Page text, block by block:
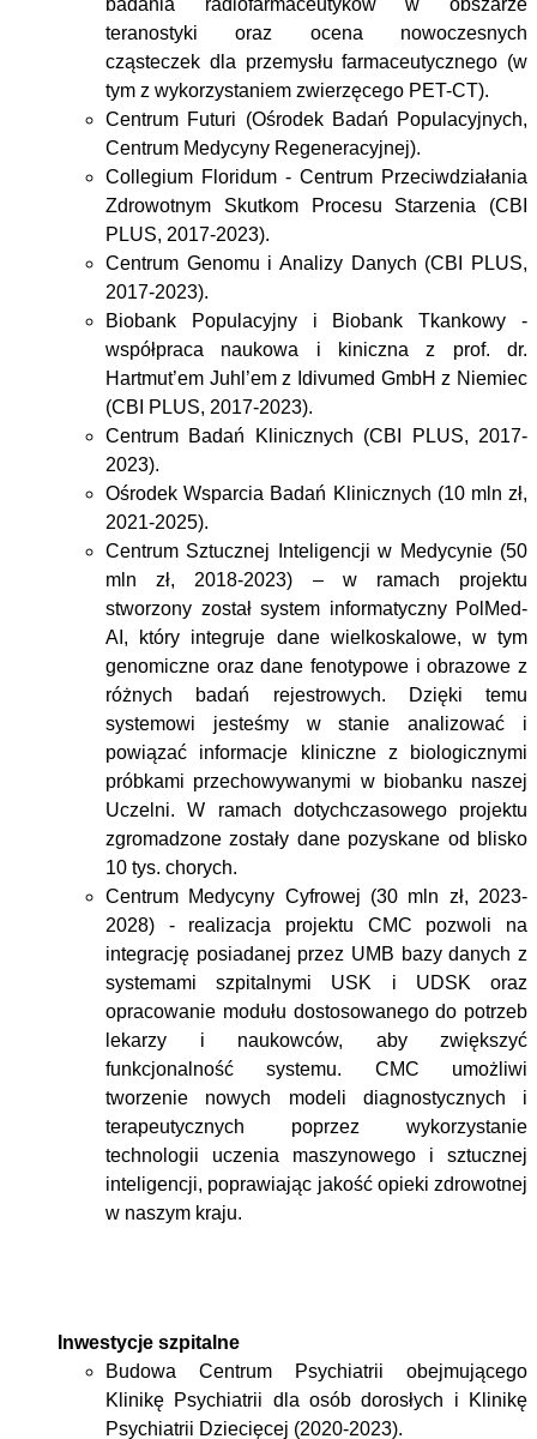
teranostyki oraz ocena nowoczesnych
cząsteczek dla przemysłu farmaceutycznego (w
tym z wykorzystaniem zwierzęcego PET-CT).
Centrum Futuri (Ośrodek Badań Populacyjnych,
Centrum Medycyny Regeneracyjnej).
Collegium Floridum - Centrum Przeciwdziałania
Zdrowotnym Skutkom Procesu Starzenia (CBI
PLUS, 2017-2023).
Centrum Genomu i Analizy Danych (CBI PLUS,
2017-2023).
Biobank Populacyjny i Biobank Tkankowy -
współpraca naukowa i kiniczna z prof. dr.
Hartmut’em Juhl’em z Idivumed GmbH z Niemiec
(CBI PLUS, 2017-2023).
Centrum Badań Klinicznych (CBI PLUS, 2017-
2023).
OśrodekWsparcia Badań Klinicznych (10 mln zł,
2021-2025).
Centrum Sztucznej Inteligencji w Medycynie (50
mln zł, 2018-2023) – w ramach projektu
stworzony został system informatyczny PolMed-
AI, który integruje dane wielkoskalowe, w tym
genomiczne oraz dane fenotypowe i obrazowe z
różnych badań rejestrowych. Dzięki temu
systemowi jesteśmy w stanie analizować i
powiązać informacje kliniczne z biologicznymi
próbkami przechowywanymi w biobanku naszej
Uczelni. W ramach dotychczasowego projektu
zgromadzone zostały dane pozyskane od blisko
10 tys. chorych.
Centrum Medycyny Cyfrowej (30 mln zł, 2023-
2028) - realizacja projektu CMC pozwoli na
integrację posiadanej przez UMB bazy danych z
systemami szpitalnymi USK i UDSK oraz
opracowanie modułu dostosowanego do potrzeb
lekarzy i naukowców, aby zwiększyć
funkcjonalność systemu. CMC umożliwi
tworzenie nowych modeli diagnostycznych i
terapeutycznych poprzez wykorzystanie
technologii uczenia maszynowego i sztucznej
inteligencji, poprawiając jakość opieki zdrowotnej
w naszym kraju.
Inwestycje szpitalne
Budowa Centrum Psychiatrii obejmującego
Klinikę Psychiatrii dla osób dorosłych i Klinikę
Psychiatrii Dziecięcej (2020-2023).